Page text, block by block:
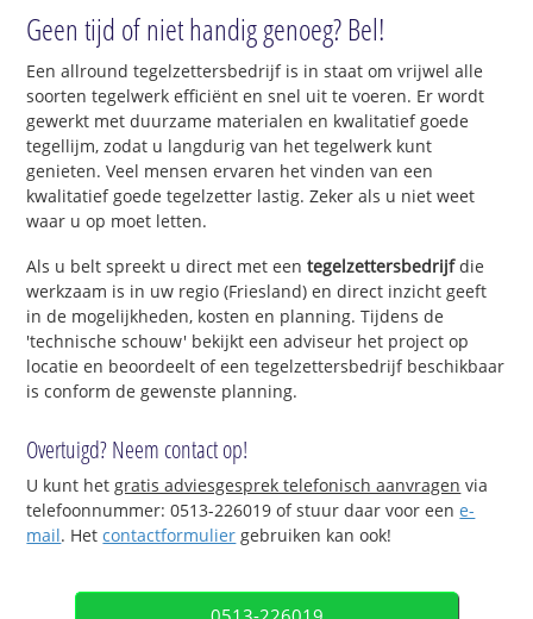
Geen tijd of niet handig genoeg? Bel!
Een allround tegelzettersbedrijf is in staat om vrijwel alle
soorten tegelwerk efficiënt en snel uit te voeren. Er wordt
gewerkt met duurzame materialen en kwalitatief goede
tegellijm, zodat u langdurig van het tegelwerk kunt
genieten. Veel mensen ervaren het vinden van een
kwalitatief goede tegelzetter lastig. Zeker als u niet weet
waar u op moet letten.
Als u belt spreekt u direct met eentegelzettersbedrijfdie
werkzaam is in uw regio (Friesland) en direct inzicht geeft
in de mogelijkheden, kosten en planning. Tijdens de
'technische schouw' bekijkt een adviseur het project op
locatie en beoordeelt of een tegelzettersbedrijf beschikbaar
is conform de gewenste planning.
Overtuigd? Neem contact op!
U kunt hetgratis adviesgesprek telefonisch aanvragen via
telefoonnummer: 0513-226019 of stuur daar voor eene-
mail. Hetcontactformulier gebruiken kan ook!